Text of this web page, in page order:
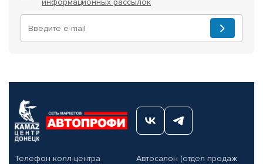
информационных рассылок
Телефон колл-центра
Автосалон (отдел продаж